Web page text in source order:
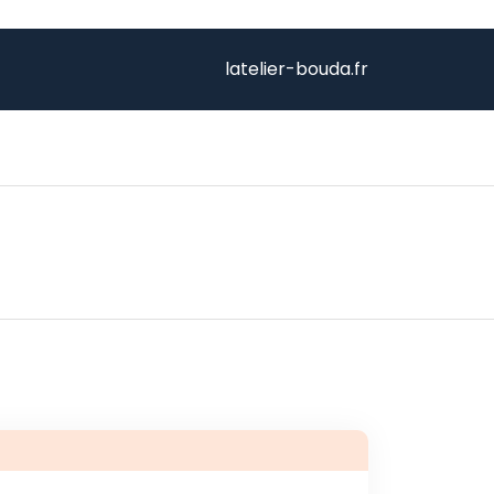
latelier-bouda.fr